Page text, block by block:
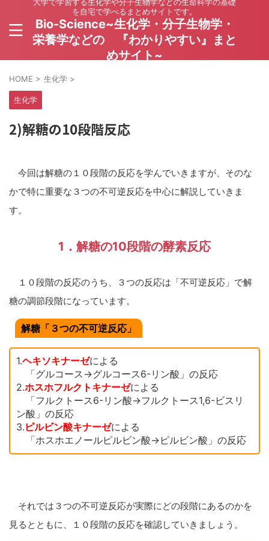
を自宅で学べるまとめサイトです。
Bio-Science~生化学・分子生物学・
栄養学などの 『わかりやすい』まと
めサイト~
HOME > 生化学 >
生化学
2)解糖の10段階反応
今回は解糖の１０段階の反応を学んでいきますが、そのな
かで特に重要な３つの不可逆反応を中心に解説していきま
す。
1．解糖の10段階の酵素反応
１０段階の反応のうち、３つの反応は「不可逆反応」で解
糖の調節段階になっています。
解糖「３つの不可逆反応」
1.ヘキソキナーゼによる
「グルコース→グルコース6-リン酸」の反応
2.ホスホフルクトキナーゼによる
「フルクトース6-リン酸→フルクトース1,6-ビスリ
ン酸」の反応
3. ピルビン酸キナーゼによる
「ホスホエノールピルビン酸→ピルビン酸」の反応
それでは３つの不可逆反応が実際にどの段階にあるのかを
見るとともに、１０段階の反応を確認していきましょう。